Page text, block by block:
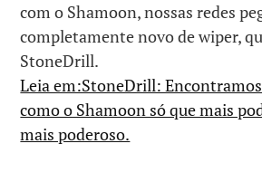
com o Shamoon, nossas redes
completamente novo de wiper,
StoneDrill.
Leia em:StoneDrill:
como o Shamoon só que mais
mais poderoso.